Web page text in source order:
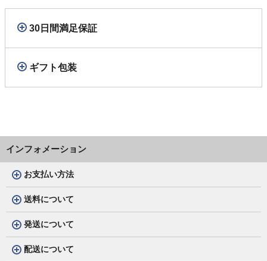
30日間満足保証
ギフト包装
インフォメーション
お支払い方法
送料について
発送について
配送について